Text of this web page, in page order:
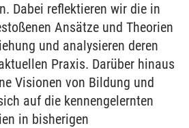
Dabei reflektieren wir die in
Ansätze und Theorien
und analysieren deren
Praxis. Darüber hinaus
Visionen von Bildung und
auf die kennengelernten
in bisherigen